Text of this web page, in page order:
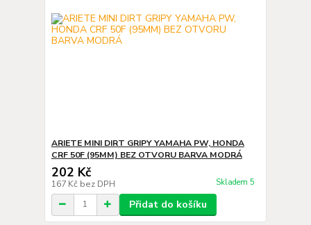
ARIETE MINI DIRT GRIPY YAMAHA PW, HONDA
CRF 50F (95MM) BEZ OTVORU BARVA MODRÁ
202 Kč
167 Kč bez DPH Skladem 5
Přidat do košíku